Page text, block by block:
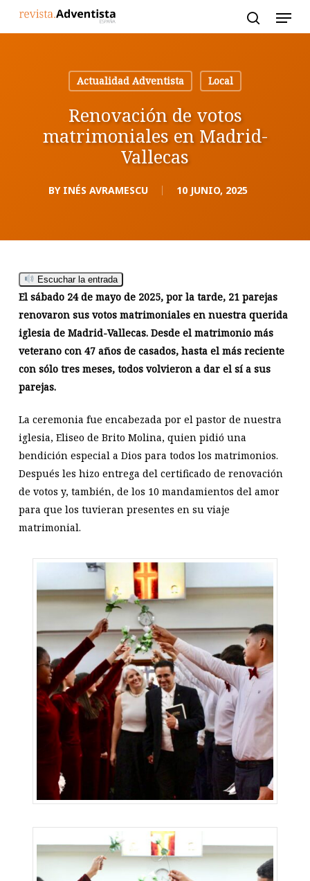
Actualidad Adventista
Local
Renovación de votos
matrimoniales en Madrid-
Vallecas
BY INÉS AVRAMESCU 10 JUNIO, 2025
Escuchar la entrada
El sábado 24 de mayo de 2025, por la tarde, 21 parejas
renovaron sus votos matrimoniales en nuestra querida
iglesia de Madrid-Vallecas. Desde el matrimonio más
veterano con 47 años de casados, hasta el más reciente
con sólo tres meses, todos volvieron a dar el sí a sus
parejas.
La ceremonia fue encabezada por el pastor de nuestra
iglesia, Eliseo de Brito Molina, quien pidió una
bendición especial a Dios para todos los matrimonios.
Después les hizo entrega del certificado de renovación
de votos y, también, de los 10 mandamientos del amor
para que los tuvieran presentes en su viaje
matrimonial.